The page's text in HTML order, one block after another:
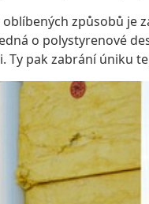
způsobů je
o polystyrenové
Ty pak zabrání úniku